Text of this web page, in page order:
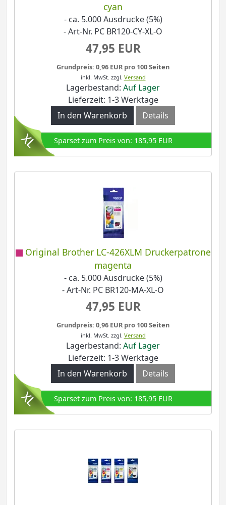
cyan
- ca. 5.000 Ausdrucke (5%)
- Art-Nr. PC BR120-CY-XL-O
47,95 EUR
Grundpreis: 0,96 EUR pro 100 Seiten
inkl. MwSt. zzgl. Versand
Lagerbestand: Auf Lager
Lieferzeit: 1-3 Werktage
In den Warenkorb
Details
Sparset zum Preis von: 185,95 EUR
Original Brother LC-426XLM Druckerpatrone
magenta
- ca. 5.000 Ausdrucke (5%)
- Art-Nr. PC BR120-MA-XL-O
47,95 EUR
Grundpreis: 0,96 EUR pro 100 Seiten
inkl. MwSt. zzgl. Versand
Lagerbestand: Auf Lager
Lieferzeit: 1-3 Werktage
In den Warenkorb
Details
Sparset zum Preis von: 185,95 EUR